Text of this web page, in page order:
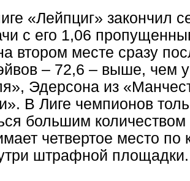
«Лейпциг» закончил
с его 1,06
втором месте сразу
– 72,6 – выше, чем
Эдерсона из
В Лиге чемпионов
большим
четвертое место по
штрафной площадки.